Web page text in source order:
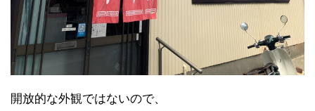
開放的な外観ではないので、